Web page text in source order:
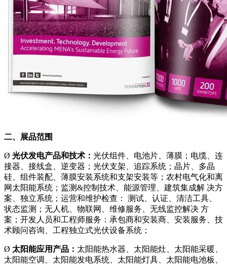
二、展品范围
Ø 光伏发电产品和技术： 光伏组件、电池片、薄膜；电缆、连
接器、接线盒、逆变器；光伏支架、追踪系统；晶片、多晶
硅、组件装配、薄膜安装系统和支架安装等；农村电气化和离
网太阳能系统；监测&控制技术、能源管理、建筑集成解 决方
案、独立系统；运营和维护检查： 测试、认证、清洁工具、
状态监测；无人机、物联网、维修服务、无线监控解决 方
案；开发人员和工程师服务：承包商和安装商、安装服务、技
术顾问咨询、工程独立式光伏设备系统；
Ø 太阳能应用产品： 太阳能热水器、太阳能灶、太阳能采暖、
太阳能空调、太阳能发电系统、太阳能灯具、太阳能电池板、